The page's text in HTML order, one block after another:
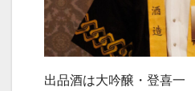
出品酒は大吟醸・登喜一